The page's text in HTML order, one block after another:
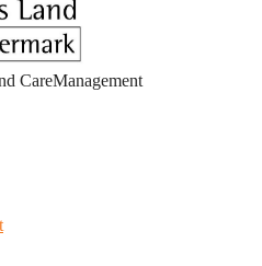
CareManagement